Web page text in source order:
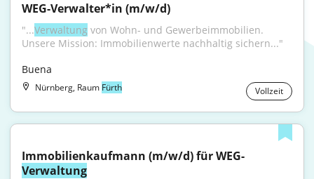
WEG-Verwalter*in (m/w/d)
"...Verwaltung von Wohn- und Gewerbeimmobilien.
Unsere Mission: Immobilienwerte nachhaltig sichern..."
Buena
Nürnberg, Raum Fürth Vollzeit
Immobilienkaufmann (m/w/d) für WEG-
Verwaltung